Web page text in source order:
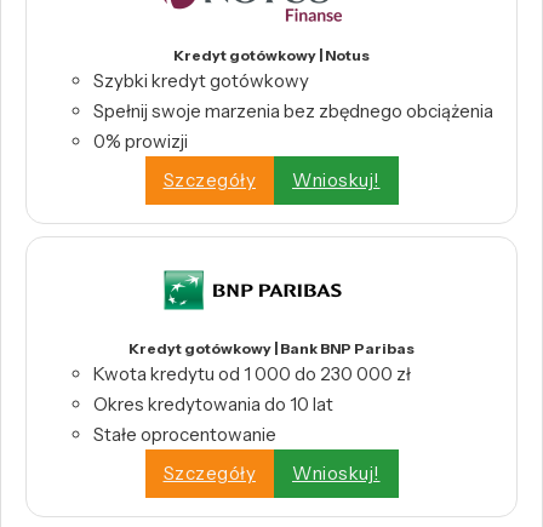
Kredyt gotówkowy | Notus
Szybki kredyt gotówkowy
Spełnij swoje marzenia bez zbędnego obciążenia
0% prowizji
Szczegóły
Wnioskuj!
Kredyt gotówkowy | Bank BNP Paribas
Kwota kredytu od 1 000 do 230 000 zł
Okres kredytowania do 10 lat
Stałe oprocentowanie
Szczegóły
Wnioskuj!